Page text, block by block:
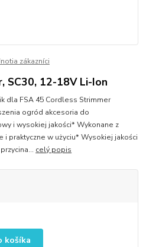
zákazníci
SC30, 12-18V Li-Ion
dla FSA 45 Cordless Strimmer
ogród akcesoria do
i wysokiej jakości* Wykonane z
i praktyczne w użyciu* Wysokiej jakości
celý popis
košíka